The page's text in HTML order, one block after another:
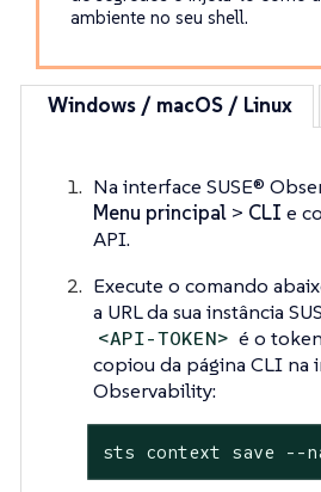
ambiente no seu shell.
Windows / macOS / Linux
Na interface SUSE®
Menu principal > CLI e
API.
Execute o comando
a URL da sua instância
<API-TOKEN> é o
copiou da página CLI na
Observability:
sts context save --